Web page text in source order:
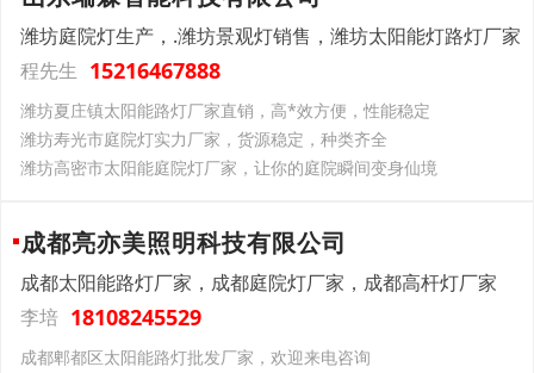
潍坊庭院灯生产，.潍坊景观灯销售，潍坊太阳能灯路灯厂家
程先生 15216467888
潍坊夏庄镇太阳能路灯厂家直销，高*效方便，性能稳定
潍坊寿光市庭院灯实力厂家，货源稳定，种类齐全
潍坊高密市太阳能庭院灯厂家，让你的庭院瞬间变身仙境
成都亮亦美照明科技有限公司
成都太阳能路灯厂家，成都庭院灯厂家，成都高杆灯厂家
李培 18108245529
成都郫都区太阳能路灯批发厂家，欢迎来电咨询